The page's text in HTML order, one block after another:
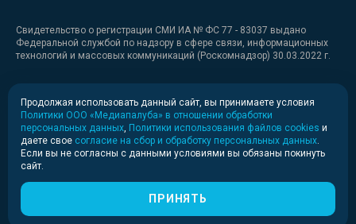
Свидетельство о регистрации СМИ ИА № ФС 77 - 83037 выдано
Федеральной службой по надзору в сфере связи, информационных
технологий и массовых коммуникаций (Роскомнадзор) 30.03.2022 г.
Медиакит
Медиакит для печати
Политика конфиденциальности
© 2020-2026 Информационное агентство «Медиапалуба»
Продолжая использовать данный сайт, вы принимаете условия
Политики ООО «Медиапалуба» в отношении обработки
персональных данных Политики использования файлов cookies и
даете свое согласие на сбор и обработку персональных данных
Если вы не согласны с данными условиями вы обязаны покинуть
сайт.
ПРИНЯТЬ